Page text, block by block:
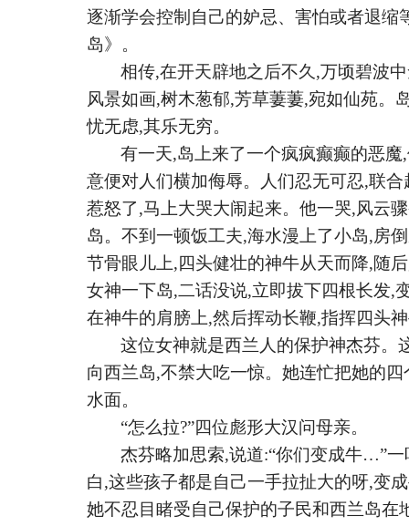
逐渐学会控制自己的妒忌、害怕或者退缩
岛》。
相传,在开天辟地之后不久,万顷碧波
风景如画,树木葱郁,芳草萋萋,宛如仙苑。
忧无虑,其乐无穷。
有一天,岛上来了一个疯疯癫癫的恶
意便对人们横加侮辱。人们忍无可忍,联
惹怒了,马上大哭大闹起来。他一哭,风云
岛。不到一顿饭工夫,海水漫上了小岛,房
节骨眼儿上,四头健壮的神牛从天而降,随
女神一下岛,二话没说,立即拔下四根长发,
在神牛的肩膀上,然后挥动长鞭,指挥四头
这位女神就是西兰人的保护神杰芬。
向西兰岛,不禁大吃一惊。她连忙把她的
水面。
“怎么拉?”四位彪形大汉问母亲。
杰芬略加思索,说道:“你们变成牛…”
白,这些孩子都是自己一手拉扯大的呀,变
她不忍目睹受自己保护的子民和西兰岛